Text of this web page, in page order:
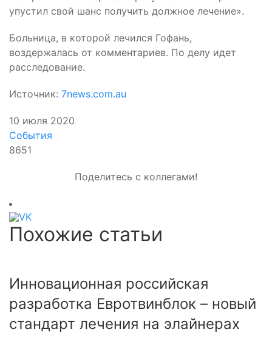
упустил свой шанс получить должное лечение».
Больница, в которой лечился Гофань,
воздержалась от комментариев. По делу идет
расследование.
Источник: 7news.com.au
10 июля 2020
События
8651
Поделитесь с коллегами!
Похожие статьи
Инновационная российская
разработка Евротвинблок – новый
стандарт лечения на элайнерах